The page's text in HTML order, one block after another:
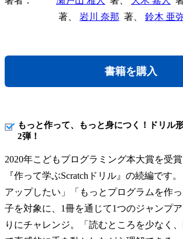
著、 岩川 奈那 著、 鈴木 亜
書籍を購入
もっと作って、もっと身につく！ドリル
2弾！
2020年こどもプログラミング本大賞を受
『作って学ぶScratchドリル』の続編です
アップしたい」「もっとプログラムを作
子を対象に、1冊を通じて1つのジャンプ
りにチャレンジ。「読むところを少なく